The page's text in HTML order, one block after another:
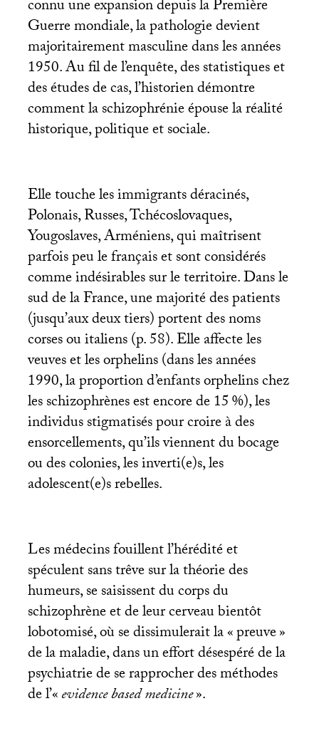
connu une expansion depuis la Première
Guerre mondiale, la pathologie devient
majoritairement masculine dans les années
1950. Au fil de l’enquête, des statistiques et
des études de cas, l’historien démontre
comment la schizophrénie épouse la réalité
historique, politique et sociale.
Elle touche les immigrants déracinés,
Polonais, Russes, Tchécoslovaques,
Yougoslaves, Arméniens, qui maîtrisent
parfois peu le français et sont considérés
comme indésirables sur le territoire. Dans le
sud de la France, une majorité des patients
(jusqu’aux deux tiers) portent des noms
corses ou italiens (p. 58). Elle affecte les
veuves et les orphelins (dans les années
1990, la proportion d’enfants orphelins chez
les schizophrènes est encore de 15%), les
individus stigmatisés pour croire à des
ensorcellements, qu’ils viennent du bocage
ou des colonies, les inverti(e)s, les
adolescent(e)s rebelles.
Les médecins fouillent l’hérédité et
spéculent sans trêve sur la théorie des
humeurs, se saisissent du corps du
schizophrène et de leur cerveau bientôt
lobotomisé, où se dissimulerait la «preuve»
de la maladie, dans un effort désespéré de la
psychiatrie de se rapprocher des méthodes
de l’«evidence based medicine».